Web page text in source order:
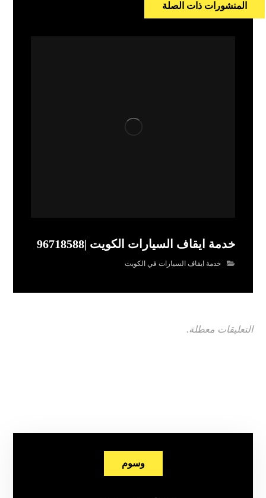
المنشورات ذات الصلة
خدمة ايقاف السيارات الكويت |96718588
خدمة ايقاف السيارات في الكويت
التعليقات معطلة.
وسوم